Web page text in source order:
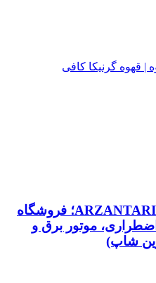
| قهوه گرنیکا کافی
افتتاح رسمی ARZANTARIN.SHOP؛ فروشگاه
موتور برق و
شاپ)